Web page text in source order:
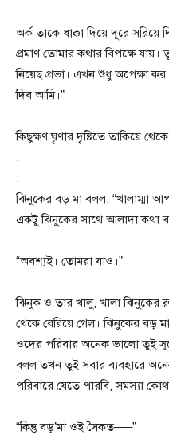
অর্ক তাকে ধাক্কা দিয়ে দূরে
প্রমাণ তোমার কথার বিপক্ষে
নিয়েছ প্রভা। এখন শুধু অপেক্ষা
দিব আমি।”
কিছুক্ষণ ঘৃণার দৃষ্টিতে তাকিয়ে
.
.
ঝিনুকের বড় মা বলল, “খালাম্মা
একটু ঝিনুকের সাথে আলাদা কথা
“অবশ্যই। তোমরা যাও।”
ঝিনুক ও তার খালু, খালা ঝিনুকের
থেকে বেরিয়ে গেল। ঝিনুকের বড়
ওদের পরিবার অনেক ভালো তুই
বলল তখন তুই সবার ব্যবহারে
পরিবারে যেতে পারবি, সমস্যা
“কিন্তু বড়’মা ওই সৈকত—–”